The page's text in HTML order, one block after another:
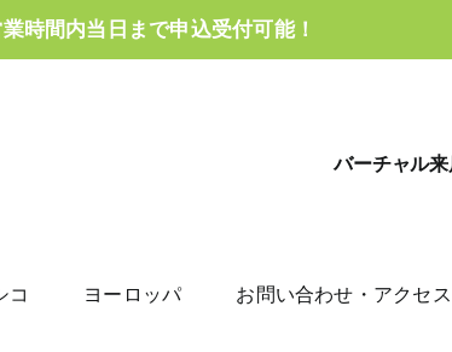
時間内当日まで申込受付可能！
バーチャル
コ ヨーロッパ お問い合わせ・アクセス